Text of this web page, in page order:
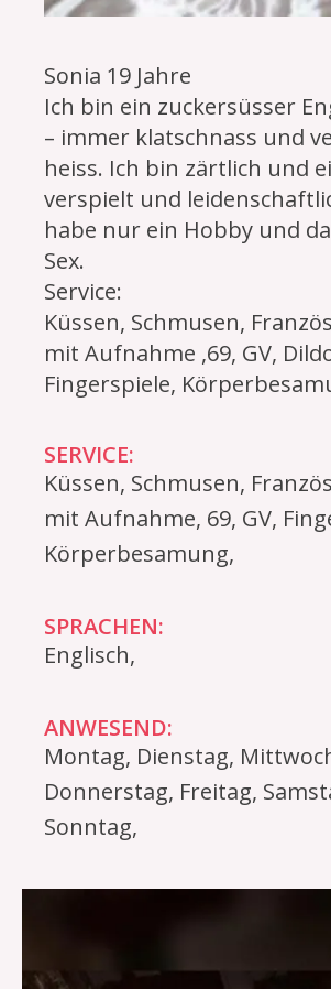
Sonia 19 Jahre
Ich bin ein zuckersüsser
– immer klatschnass und
heiss. Ich bin zärtlich und
verspielt und
habe nur ein Hobby und
Sex.
Service:
Küssen, Schmusen,
mit Aufnahme ,69, GV,
Fingerspiele,
SERVICE:
Küssen, Schmusen,
mit Aufnahme, 69, GV,
Körperbesamung,
SPRACHEN:
Englisch,
ANWESEND:
Montag, Dienstag,
Donnerstag, Freitag,
Sonntag,